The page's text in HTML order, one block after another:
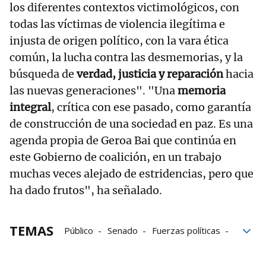
los diferentes contextos victimológicos, con
todas las víctimas de violencia ilegítima e
injusta de origen político, con la vara ética
común, la lucha contra las desmemorias, y la
búsqueda de verdad, justicia y reparaciónhacia
las nuevas generaciones". "Unamemoria
integral, crítica con ese pasado, como garantía
de construcción de una sociedad en paz. Es una
agenda propia de Geroa Bai que continúa en
este Gobierno de coalición, en un trabajo
muchas veces alejado de estridencias, pero que
ha dado frutos", ha señalado.
TEMAS Público Senado
Fuerzas políticas